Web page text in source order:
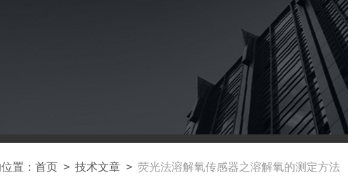
置： 首页 > 技术文章 > 荧光法溶解氧传感器之溶解氧的测定方法